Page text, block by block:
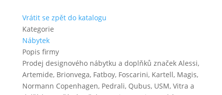
Vrátit se zpět do katalogu
Kategorie
Nábytek
Popis firmy
Prodej designového nábytku a doplňků značek Alessi,
Artemide, Brionvega, Fatboy, Foscarini, Kartell, Magis,
Normann Copenhagen, Pedrali, Qubus, USM, Vitra a